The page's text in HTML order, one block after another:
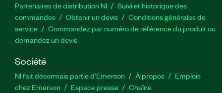
Partenaires de distribution NI
Suivi et historique des
commandes
Obtenir un devis
Conditions générales de
service
Commandez par numéro de référence du produit ou
demandez un devis
Société
NI fait désormais partie d'Emerson À propos
Emplois
chez Emerson
Espace presse
Chaîne